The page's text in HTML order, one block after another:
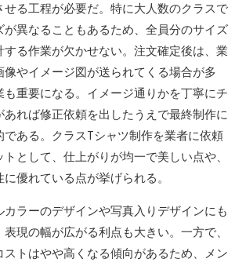
せる工程が必要だ。特に大人数のクラスで
が異なることもあるため、全員分のサイズ
る作業が欠かせない。注文確定後は、業
やイメージ図が送られてくる場合が多
も重要になる。イメージ通りかを丁寧にチ
あれば修正依頼を出したうえで最終制作に
である。クラスTシャツ制作を業者に依頼
として、仕上がりが均一で美しい点や、
優れている点が挙げられる。
カラーのデザインや写真入りデザインにも
現の幅が広がる利点も大きい。一方で、
トはやや高くなる傾向があるため、メン